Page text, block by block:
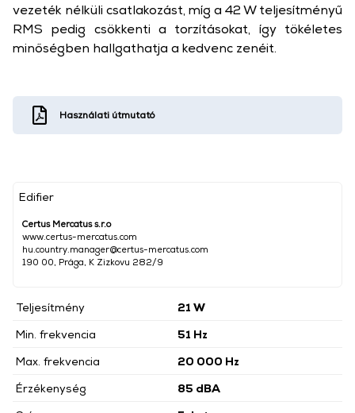
Edifier
Certus Mercatus s.r.o
www.certus-mercatus.com
hu.country.manager@certus-mercatus.com
190 00, Prága, K Zizkovu 282/9
Teljesítmény
21 W
Min. frekvencia
51 Hz
Max. frekvencia
20 000 Hz
Érzékenység
85 dBA
vezeték nélküli csatlakozást, míg a 42 W teljesítményű
RMS pedig csökkenti a torzításokat, így tökéletes
minőségben hallgathatja a kedvenc zenéit.
Használati útmutató